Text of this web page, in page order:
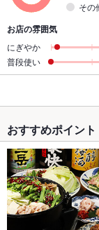
その
お店の雰囲気
にぎやか
普段使い
おすすめポイント